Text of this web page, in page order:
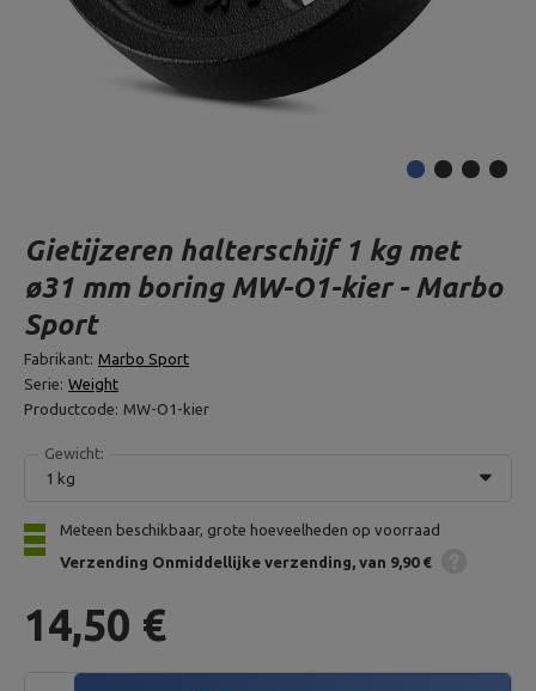
Gietijzeren halterschijf 1 kg met
ø31 mm boring MW-O1-kier - Marbo
Sport
Fabrikant: Marbo Sport
Serie: Weight
Productcode: MW-O1-kier
Gewicht:
1 kg
Meteen beschikbaar, grote hoeveelheden op voorraad
Verzending Onmiddellijke verzending van 9,90 €
14,50 €